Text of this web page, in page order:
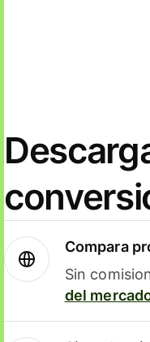
Compara
Sin
del